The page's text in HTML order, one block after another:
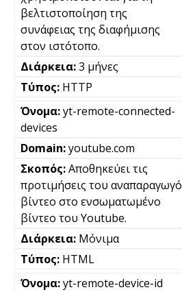
βελτιστοποίηση της
συνάφειας της διαφήμισης
στον ιστότοπο.
3 μήνες
HTTP
yt-remote-connected-
devices
youtube.com
Αποθηκεύει τις
προτιμήσεις του αναπαραγωγό
βίντεο στο ενσωματωμένο
βίντεο του Youtube.
Μόνιμα
HTML
yt-remote-device-id